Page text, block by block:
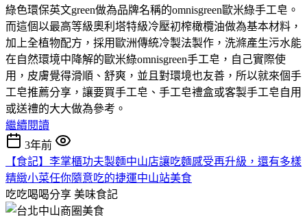
綠色環保英文green做為品牌名稱的omnisgreen歐米綠手工皂。
而這個以最高等級奧利塔特級冷壓初榨橄欖油做為基本材料，
加上全植物配方，採用歐洲傳統冷製法製作，洗滌產生污水能
在自然環境中降解的歐米綠omnisgreen手工皂，自己實際使
用，皮膚覺得滑順、舒爽，並且對環境也友善，所以就來個手
工皂推薦分享，讓要買手工皂、手工皂禮盒或客製手工皂自用
或送禮的大大做為參考。
繼續閱讀
3年前
【食記】李掌櫃功夫製麵中山店讓吃麵感受再升級，還有多樣
精緻小菜任你隨意吃的捷運中山站美食
吃吃喝喝分享 美味食記